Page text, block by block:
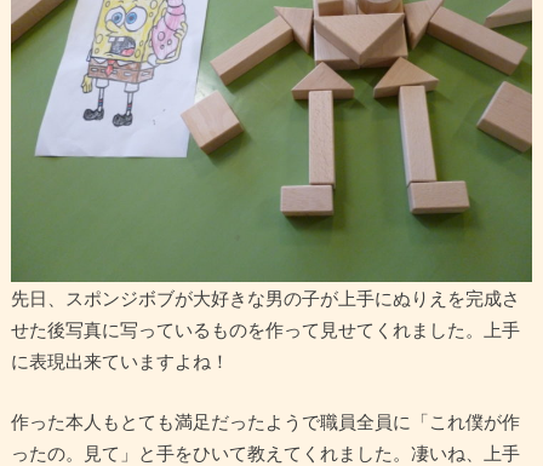
先日、スポンジボブが大好きな男の子が上手にぬりえを完成さ
せた後写真に写っているものを作って見せてくれました。上手
に表現出来ていますよね！
作った本人もとても満足だったようで職員全員に「これ僕が作
ったの。見て」と手をひいて教えてくれました。凄いね、上手